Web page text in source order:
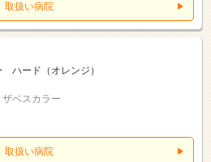
取扱い病院
ハード（オレンジ）
ベスカラー
取扱い病院